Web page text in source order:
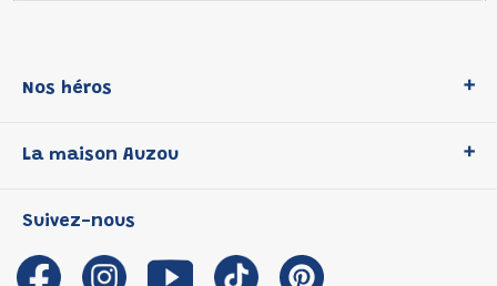
Nos héros
P'tit Loup
Les Influenceuses
Migali
La maison Auzou
Notre histoire
Auzou s'engage
Suivez-nous